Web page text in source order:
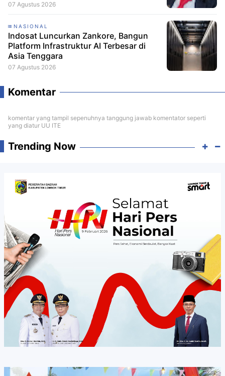
07 Agustus 2026
NASIONAL
Indosat Luncurkan Zankore, Bangun
Platform Infrastruktur AI Terbesar di
Asia Tenggara
07 Agustus 2026
Komentar
komentar yang tampil sepenuhnya tanggung jawab komentator seperti
yang diatur UU ITE
Trending Now